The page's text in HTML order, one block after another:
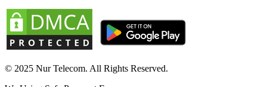
© 2025 Nur Telecom. All Rights Reserved.